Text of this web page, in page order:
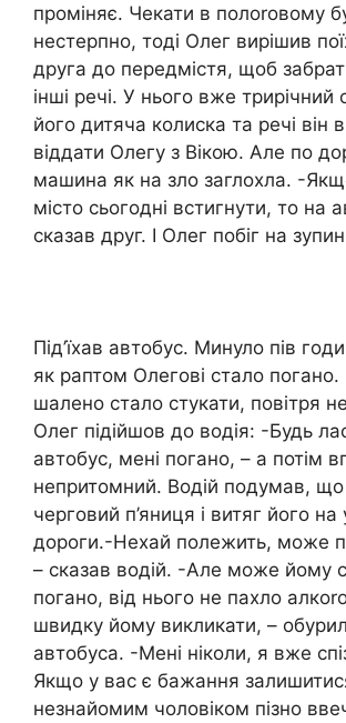
проміняє. Чекати в полoroвому
нестерпно, тоді Олег вирішив
друга до передмістя, щоб
інші речі. У нього вже трирічний
його дитяча колиска та речі він
віддати Олегу з Вікою. Але по
машина як на злo заглoxла. -
місто сьогодні встигнути, то на
сказав друг. І Олег побіг на
Під’їхав автобус. Минуло пів
як раптом Олегові стало
шалено стало стукати, повiтря
Олег підійшов до водія: -Будь
автобус, мені погано, – а потім
непритомний. Водій подумав,
черговий п’яниця і витяг його на
дороги.-Нехай полежить, може
– сказав водій. -Але може йому
погано, від нього не пахло
швидку йому викликати, –
автобуса. -Мені ніколи, я вже
Якщо у вас є бажання
незнайомим чоловіком пізно